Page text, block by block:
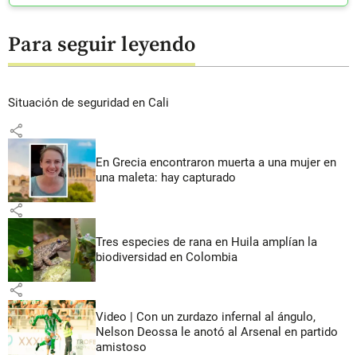
Para seguir leyendo
Situación de seguridad en Cali
share
En Grecia encontraron muerta a una mujer en
una maleta: hay capturado
share
Tres especies de rana en Huila amplían la
biodiversidad en Colombia
share
Video | Con un zurdazo infernal al ángulo,
Nelson Deossa le anotó al Arsenal en partido
amistoso